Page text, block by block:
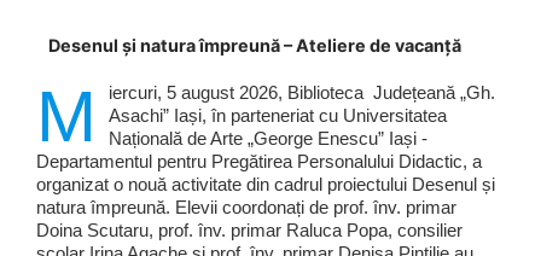
Desenul și natura împreună – Ateliere de vacanță
M
iercuri, 5 august 2026, Biblioteca Județeană „Gh.
Asachi” Iași, în parteneriat cu Universitatea
Națională de Arte „George Enescu” Iași -
Departamentul pentru Pregătirea Personalului Didactic, a
organizat o nouă activitate din cadrul proiectului Desenul și
natura împreună. Elevii coordonați de prof. înv. primar
Doina Scutaru, prof. înv. primar Raluca Popa, consilier